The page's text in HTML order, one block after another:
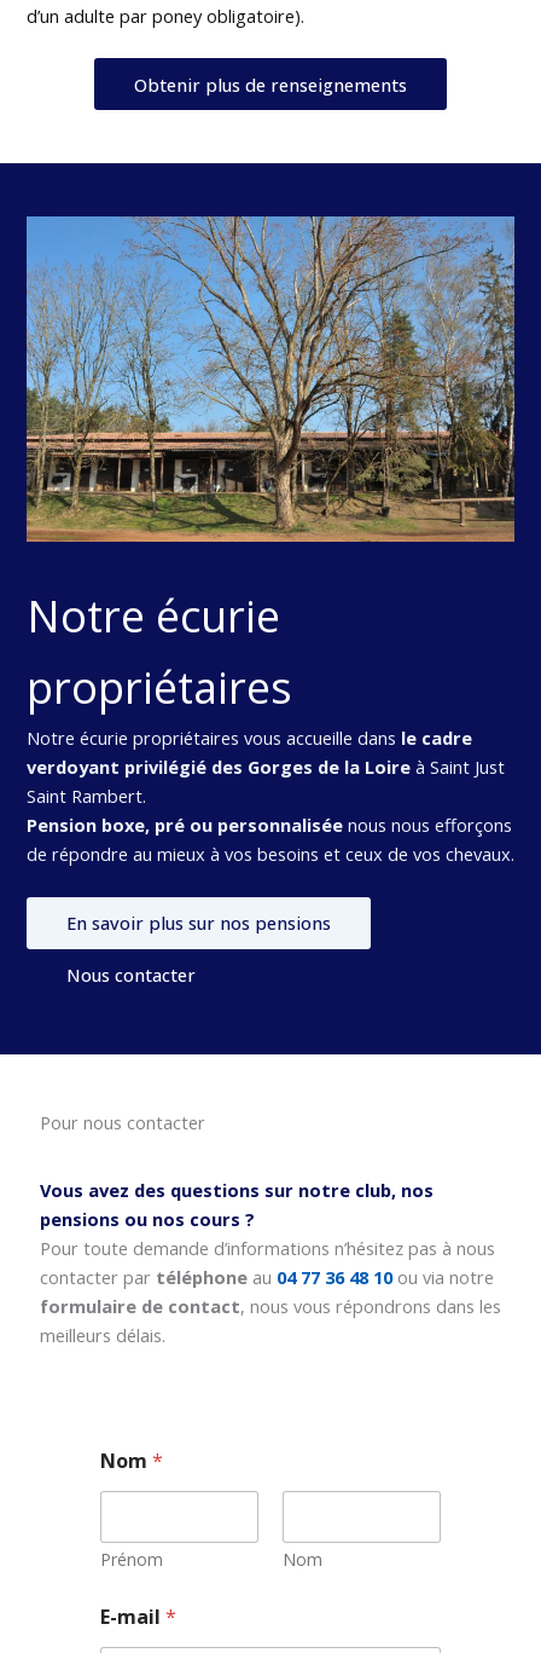
d’un adulte par poney obligatoire).
Obtenir plus de renseignements
Notre écurie
propriétaires
Notre écurie propriétaires vous accueille dans le cadre
verdoyant privilégié des Gorges de la Loireà Saint Just
Saint Rambert.
Pension boxe, pré ou personnaliséenous nous efforçons
de répondre au mieux à vos besoins et ceux de vos chevaux.
En savoir plus sur nos pensions
Nous contacter
Pour nous contacter
Vous avez des questions sur notre club, nos
pensions ou nos cours ?
Pour toute demande d’informations n’hésitez pas à nous
contacter par téléphoneau 04 77 36 48 10 ou via notre
formulaire de contact, nous vous répondrons dans les
meilleurs délais.
Nom*
Prénom Nom
o
m
E-mail*